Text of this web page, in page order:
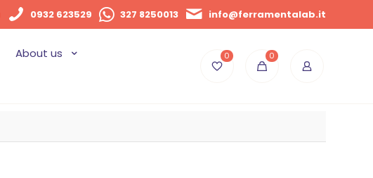
0932 623529 327 8250013 info@ferramentalab.it
About us
0 0